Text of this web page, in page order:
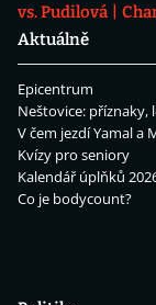
vs. Pudilová
Aktuálně
Epicentrum
Neštovice: příznaky,
V čem jezdí Yamal a
Kvízy pro seniory
Kalendář úplňků
Co je bodycount?